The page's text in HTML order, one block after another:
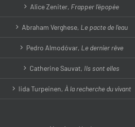
Alice Zeniter, Frapper l’épopée
Abraham Verghese, Le pacte de l’eau
Pedro Almodóvar, Le dernier rêve
Catherine Sauvat, Ils sont elles
Iida Turpeinen, À la recherche du vivant